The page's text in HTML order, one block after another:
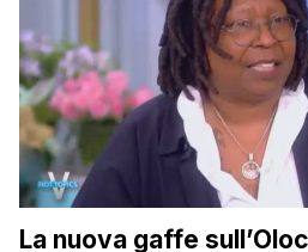
La nuova gaffe